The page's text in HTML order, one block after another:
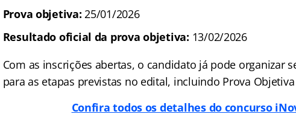
Prova objetiva: 25/01/2026
Resultado oficial da prova objetiva: 13/02/2026
Com as inscrições abertas, o candidato já pode organizar
para as etapas previstas no edital, incluindo Prova
Confira todos os detalhes do concurso